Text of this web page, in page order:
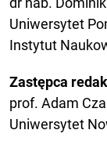
Uniwersytet
Instytut
Zastępca
prof. Adam
Uniwersytet